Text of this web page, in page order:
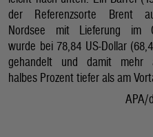
der Referenzsorte Brent
Nordsee mit Lieferung im
wurde bei 78,84 US-Dollar
gehandelt und damit mehr
halbes Prozent tiefer als am
APA/